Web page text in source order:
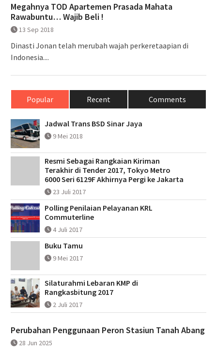
Megahnya TOD Apartemen Prasada Mahata
Rawabuntu… Wajib Beli !
13 Sep 2018
Dinasti Jonan telah merubah wajah perkeretaapian di
Indonesia....
Popular Recent Comments
Jadwal Trans BSD Sinar Jaya
9 Mei 2018
Resmi Sebagai Rangkaian Kiriman
Terakhir di Tender 2017, Tokyo Metro
6000 Seri 6129F Akhirnya Pergi ke Jakarta
23 Juli 2017
Polling Penilaian Pelayanan KRL
Commuterline
4 Juli 2017
Buku Tamu
9 Mei 2017
Silaturahmi Lebaran KMP di
Rangkasbitung 2017
2 Juli 2017
Perubahan Penggunaan Peron Stasiun Tanah Abang
28 Jun 2025